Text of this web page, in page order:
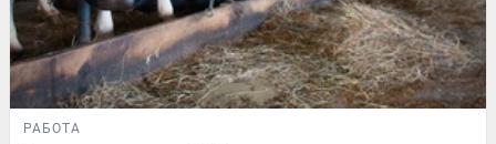
РАБОТА